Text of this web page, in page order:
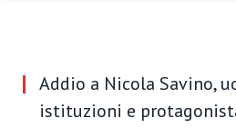
Addio a Nicola Savino,
istituzioni e